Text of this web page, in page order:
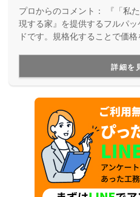
プロからのコメント：
『「私
現する家』を提供するフルパ
ドです。規格化することで価
ます。アサヒアレックスの家
しっかりしていて安心。手の
建てたい方、必見です。
詳細を